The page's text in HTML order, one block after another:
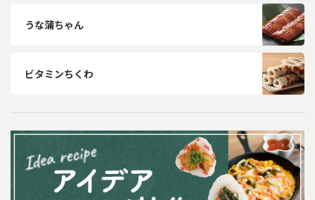
うな蒲ちゃん
ビタミンちくわ